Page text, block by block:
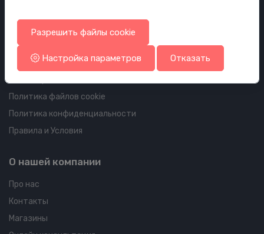
Информация об аккаунте и доставке
Ваш аккаунт
Ваши заказы
Политика файлов cookie
Политика конфиденциальности
Правила и Условия
О нашей компании
Про нас
Контакты
Магазины
Разрешить файлы cookie
Настройка параметров Отказать